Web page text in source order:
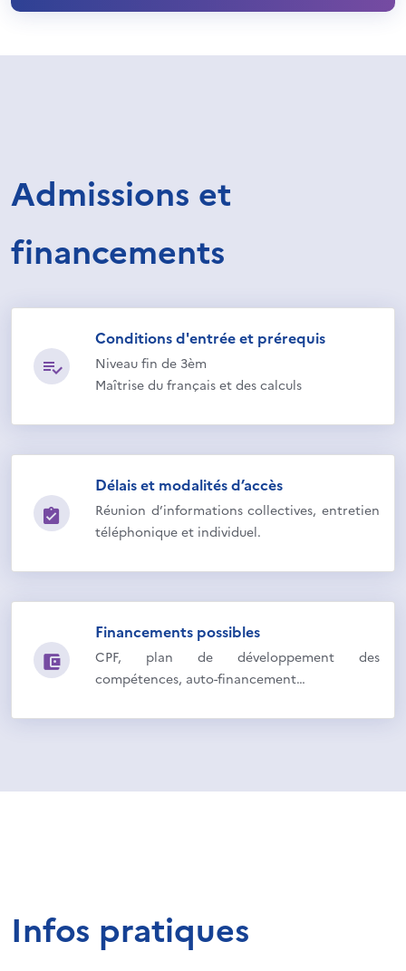
Admissions et
financements
Conditions d'entrée et prérequis
Niveau fin de 3èm
Maîtrise du français et des calculs
Délais et modalités d’accès
Réunion d’informations collectives, entretien
téléphonique et individuel.
Financements possibles
CPF, plan de développement des
compétences, auto-financement…
Infos pratiques